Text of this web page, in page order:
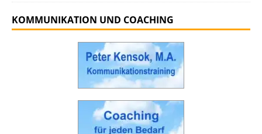
KOMMUNIKATION UND COACHING